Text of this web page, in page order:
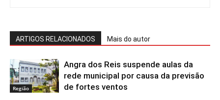
ARTIGOS RELACIONADOS Mais do autor
Região
Angra dos Reis suspende aulas da
rede municipal por causa da previsão
de fortes ventos